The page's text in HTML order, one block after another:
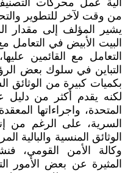
آلية عمل محركات
من وقت لآخر للتطوير
يشير المؤلف إلى مقدار
البيت الأبيض في
التعامل مع القائمين
التباين في سلوك بعض
بكميات كبيرة من الوثائق
لكنه يقدم أكثر من دليل
المتحدة، واجراءاتها
السرية، على الرغم من
الوثائق المنسية والبالية
وكالة الأمن القومي،
المثيرة عن بعض الأمور